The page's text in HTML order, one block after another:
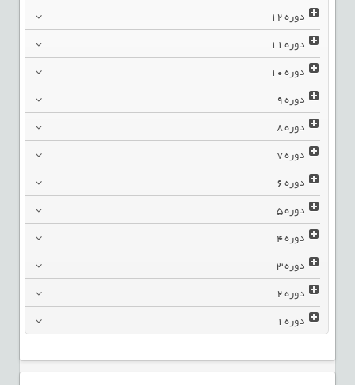
دوره12
دوره11
دوره10
دوره9
دوره8
دوره7
دوره6
دوره5
دوره4
دوره3
دوره2
دوره1